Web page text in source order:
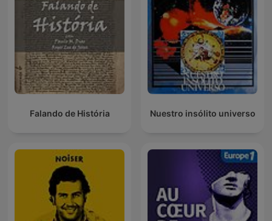
Falando de História Nuestro insólito universo